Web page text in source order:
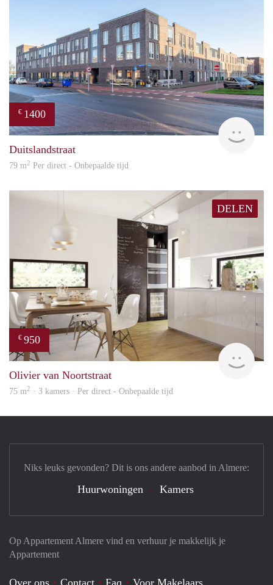
€ 1400
Duitslandstraat
79 m2 Per direct - Onbepaalde tijd
DELEN
€ 950
Olivier van Noortstraat
75 m2 · 3 kamers · Per direct - Onbepaalde tijd
Op Appartement Almere vind en verhuur je makkelijk je
Appartement
Over ons Contact Faq Voor Makelaars
Niks leuks gevonden? Dit is ons andere aanbod in Almere:
Huurwoningen Kamers